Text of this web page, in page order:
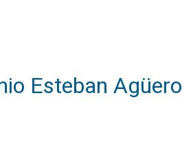
Esteban Agüero